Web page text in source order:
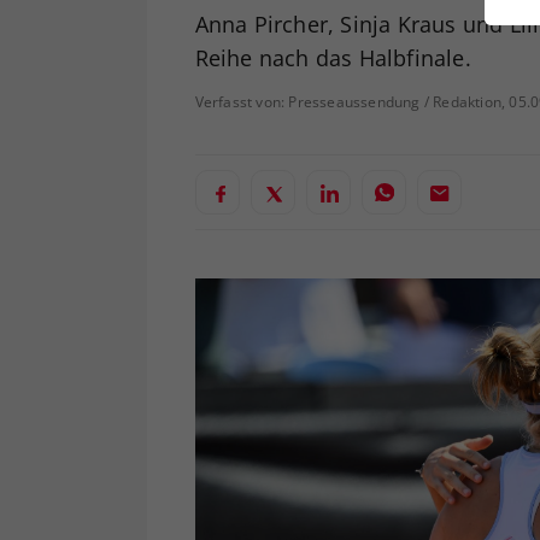
Anna Pircher, Sinja Kraus und
Reihe nach das Halbfinale.
Verfasst von: Presseaussendung / Redaktion,